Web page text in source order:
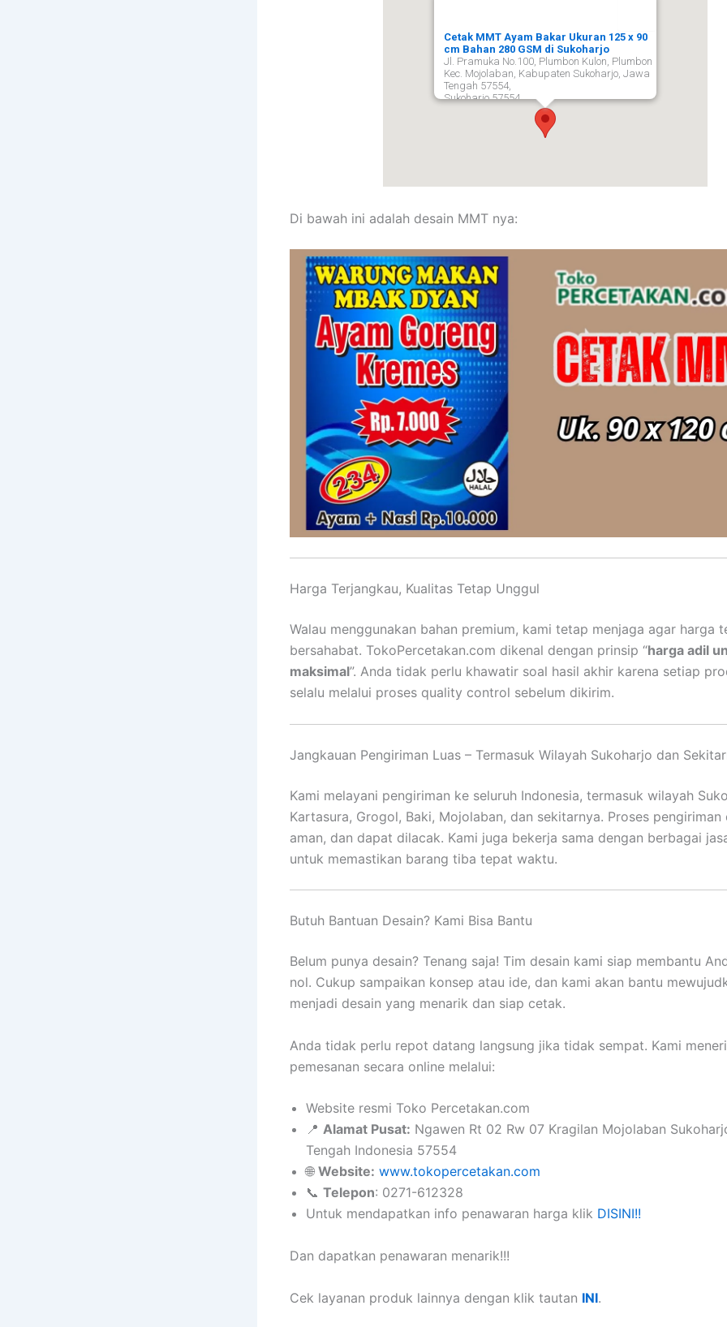
Cetak MMT Ayam Bakar Ukuran 125 x 90
cm Bahan 280 GSM di Sukoharjo
Jl. Pramuka No.100, Plumbon Kulon, Plumbon
Kec. Mojolaban, Kabupaten Sukoharjo, Jawa
Tengah 57554,
Sukoharjo 57554
Di bawah ini adalah desain MMT nya:
Harga Terjangkau, Kualitas Tetap Unggul
Walau menggunakan bahan premium, kami tetap menjaga agar harga
bersahabat. TokoPercetakan.com dikenal dengan prinsip “harga adil
maksimal”. Anda tidak perlu khawatir soal hasil akhir karena setiap
selalu melalui proses quality control sebelum dikirim.
Jangkauan Pengiriman Luas – Termasuk Wilayah Sukoharjo dan
Kami melayani pengiriman ke seluruh Indonesia, termasuk wilayah
Kartasura, Grogol, Baki, Mojolaban, dan sekitarnya. Proses pengiriman
aman, dan dapat dilacak. Kami juga bekerja sama dengan berbagai
untuk memastikan barang tiba tepat waktu.
Butuh Bantuan Desain? Kami Bisa Bantu
Belum punya desain? Tenang saja! Tim desain kami siap membantu
nol. Cukup sampaikan konsep atau ide, dan kami akan bantu
menjadi desain yang menarik dan siap cetak.
Anda tidak perlu repot datang langsung jika tidak sempat. Kami
pemesanan secara online melalui:
Website resmi Toko Percetakan.com
📍 Alamat Pusat: Ngawen Rt 02 Rw 07 Kragilan Mojolaban
Tengah Indonesia 57554
🌐 Website: www.tokopercetakan.com
📞 Telepon: 0271-612328
Untuk mendapatkan info penawaran harga klik DISINI!!
Dan dapatkan penawaran menarik!!!
Cek layanan produk lainnya dengan klik tautan INI.